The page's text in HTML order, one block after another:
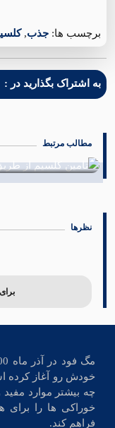
برچسب ها: جذب,
به اشتراک بگذارید در :
مطالب مرتبط
نظرها
خودش رو آغاز کرده
چه بیشتر موارد
خوراکی ها را برای
فراهم کند.